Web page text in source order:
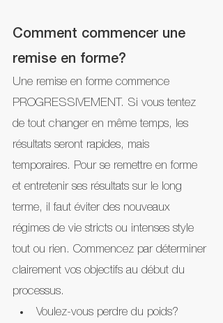
Comment commencer une
remise en forme?
Une remise en forme commence
PROGRESSIVEMENT. Si vous tentez
de tout changer en même temps, les
résultats seront rapides, mais
temporaires. Pour se remettre en forme
et entretenir ses résultats sur le long
terme, il faut éviter des nouveaux
régimes de vie stricts ou intenses style
tout ou rien. Commencez par déterminer
clairement vos objectifs au début du
processus.
Voulez-vous perdre du poids?